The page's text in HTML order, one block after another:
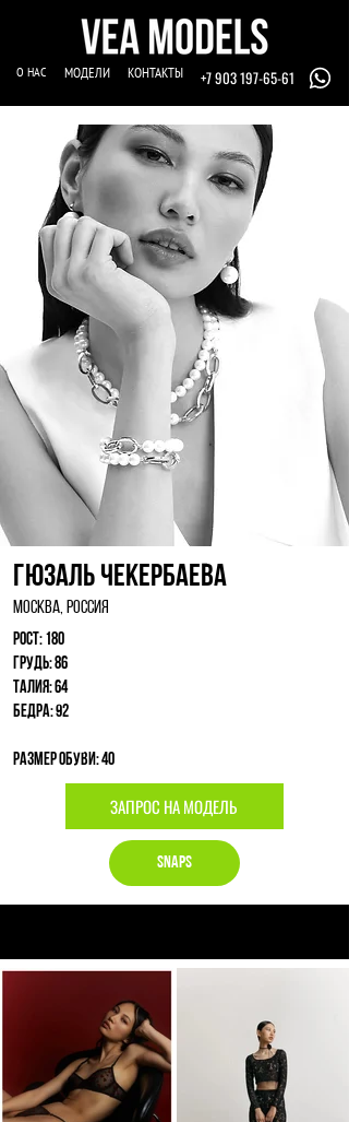
О НАС МОДЕЛИ КОНТАКТЫ +7 903 197-65-61
Гюзаль Чекербаева
Москва, Россия
Рост: 180
Грудь: 86
Талия: 64
Бедра: 92
Размер обуви: 40
ЗАПРОС НА МОДЕЛЬ
Snaps